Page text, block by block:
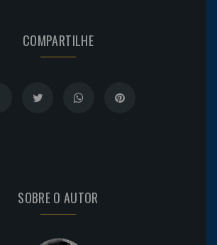
COMPARTILHE
SOBRE O AUTOR